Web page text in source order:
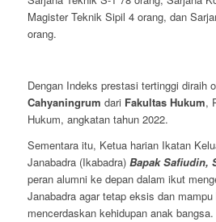
Magister Teknik Sipil 4 orang, dan
orang.
Dengan Indeks prestasi tertinggi diraih
Cahyaningrum dari Fakultas Hukum,
Hukum, angkatan tahun 2022.
Sementara itu, Ketua harian Ikatan
Janabadra (Ikabadra) Bapak Safiudin,
peran alumni ke depan dalam ikut
Janabadra agar tetap eksis dan
mencerdaskan kehidupan anak bangsa.